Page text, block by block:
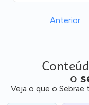
Anterior
o
Veja o que o